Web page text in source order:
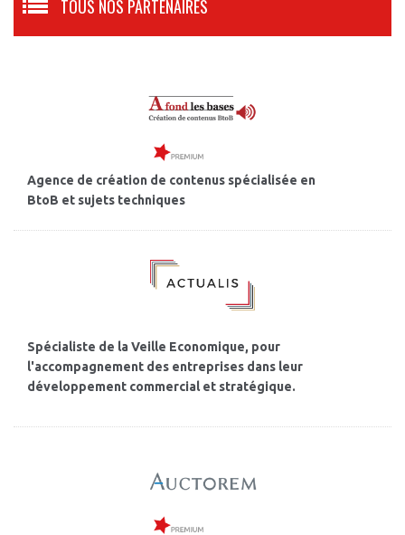
TOUS NOS PARTENAIRES
Agence de création de contenus spécialisée en
BtoB et sujets techniques
Spécialiste de la Veille Economique, pour
l'accompagnement des entreprises dans leur
développement commercial et stratégique.